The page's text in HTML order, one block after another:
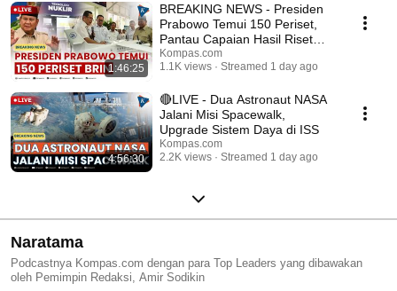
1:46:25
BREAKING NEWS - Presiden
Prabowo Temui 150 Periset,
Pantau Capaian Hasil Riset
BRIN
Kompas.com
1.1K views
Streamed 1 day ago
4:56:30
🔴LIVE - Dua Astronaut NASA
Jalani Misi Spacewalk,
Upgrade Sistem Daya di ISS
Kompas.com
2.2K views
Streamed 1 day ago
Naratama
Podcastnya Kompas.com dengan para Top Leaders yang dibawakan
oleh Pemimpin Redaksi, Amir Sodikin